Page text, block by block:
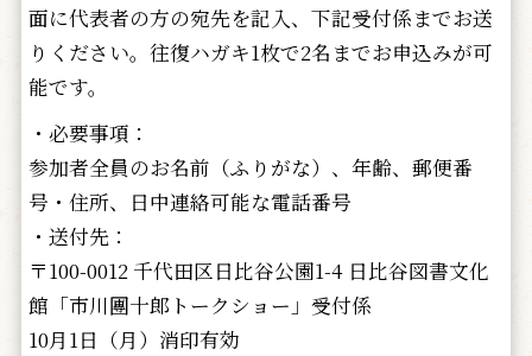
面に代表者の方の宛先を記入、下記受付係までお送
りください。往復ハガキ1枚で2名までお申込みが可
能です。
・必要事項：
参加者全員のお名前（ふりがな）、年齢、郵便番
号・住所、日中連絡可能な電話番号
・送付先：
〒100-0012 千代田区日比谷公園1-4 日比谷図書文化
館「市川團十郎トークショー」受付係
10月1日（月）消印有効